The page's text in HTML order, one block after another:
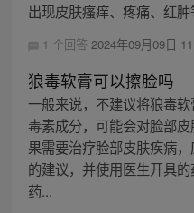
出现皮肤瘙痒、疼痛、红
1 个回答 2024年09月09日
狼毒软膏可以擦脸吗
一般来说，不建议将狼毒
毒素成分，可能会对脸部
果需要治疗脸部皮肤疾病
的建议，并使用医生开具
药...